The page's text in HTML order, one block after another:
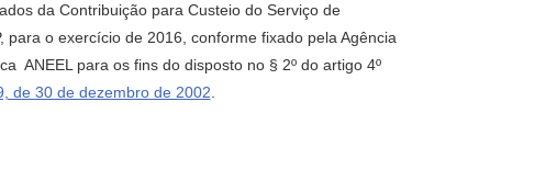
da Contribuição para Custeio do Serviço de
para o exercício de 2016, conforme fixado pela Agência
 ANEEL para os fins do disposto no § 2º do artigo 4º
de 30 de dezembro de 2002